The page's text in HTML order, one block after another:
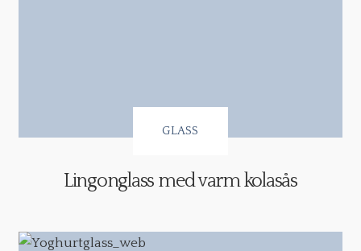
GLASS
Lingonglass med varm kolasås